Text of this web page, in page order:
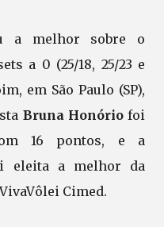
a melhor sobre o
a 0 (25/18, 25/23 e
em São Paulo (SP),
Bruna Honóriofoi
16 pontos, e a
eleita a melhor da
Cimed.